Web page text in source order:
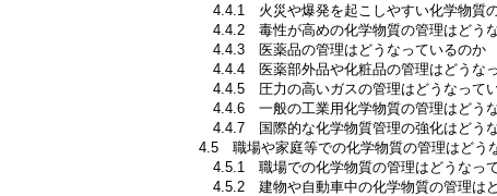
4.4.1 火災や爆発を起こしやすい化学物質
4.4.2 毒性が高めの化学物質の管理はどう
4.4.3 医薬品の管理はどうなっているのか
4.4.4 医薬部外品や化粧品の管理はどうな
4.4.5 圧力の高いガスの管理はどうなって
4.4.6 一般の工業用化学物質の管理はどう
4.4.7 国際的な化学物質管理の強化はどう
4.5 職場や家庭等での化学物質の管理はどう
4.5.1 職場での化学物質の管理はどうなっ
4.5.2 建物や自動車中の化学物質の管理は